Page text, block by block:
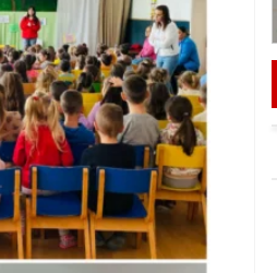
ВОДНО
ПРИ КАТАСТРОФИ
МИСЛЕЊЕ